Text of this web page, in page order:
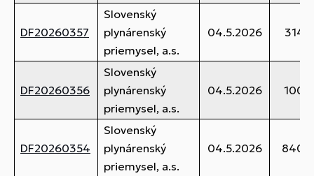
DF20260357
Slovenský
plynárenský
priemysel, a.s.
04.5.2026
DF20260356
Slovenský
plynárenský
priemysel, a.s.
04.5.2026
DF20260354
Slovenský
plynárenský
priemysel, a.s.
04.5.2026